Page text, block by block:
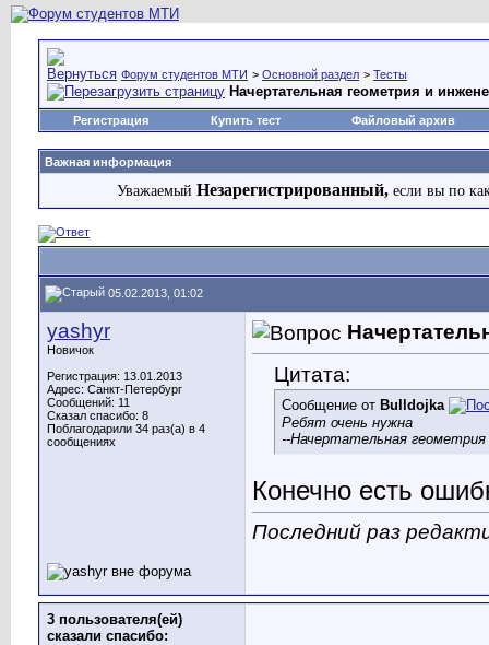
Форум студентов МТИ > Основной раздел > Тесты
Начертательная геометрия и
Регистрация Купить тест Файловый архив
Важная информация
Уважаемый Незарегистрированный, если вы по
05.02.2013, 01:02
yashyr
Новичок
Регистрация: 13.01.2013
Адрес: Санкт-Петербург
Сообщений: 11
Сказал спасибо: 8
Поблагодарили 34 раз(а) в 4
сообщениях
Цитата:
Сообщение от Bulldojka
Ребят очень нужна
--Начертательная геометрия
Конечно есть
Последний раз
3 пользователя(ей)
сказали cпасибо: